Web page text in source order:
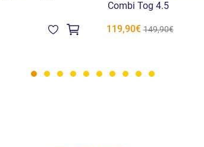
Combi Tog 4.5
119,90€ 149,90€